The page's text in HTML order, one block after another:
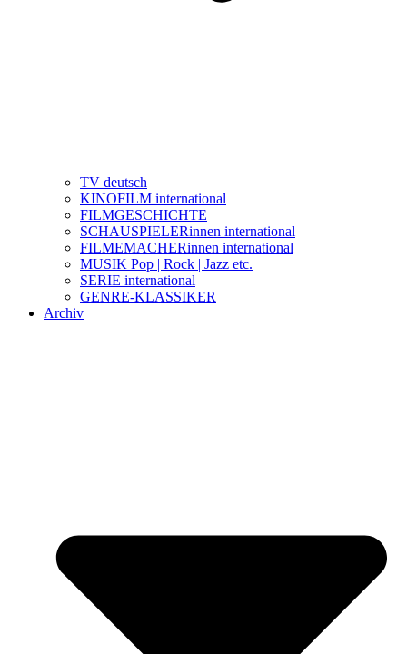
TV deutsch
KINOFILM international
FILMGESCHICHTE
SCHAUSPIELERinnen international
FILMEMACHERinnen international
MUSIK Pop | Rock | Jazz etc.
SERIE international
GENRE-KLASSIKER
Archiv